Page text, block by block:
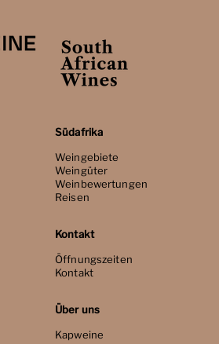
Südafrika
Weingebiete
Weingüter
Weinbewertungen
Reisen
Kontakt
Öffnungszeiten
Kontakt
Über uns
Kapweine